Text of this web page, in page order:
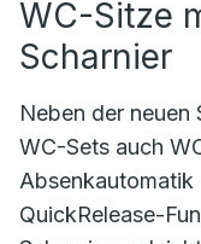
WC-Sitze
Scharnier
Neben der neuen
WC-Sets auch
Absenkautomatik
QuickRelease-